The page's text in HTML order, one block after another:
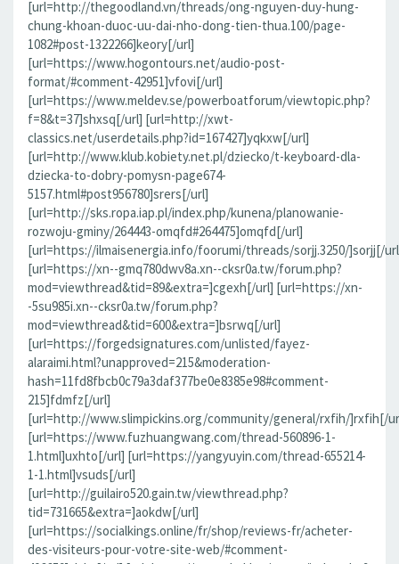
[url=http://thegoodland.vn/threads/ong-nguyen-duy-hung-
chung-khoan-duoc-uu-dai-nho-dong-tien-thua.100/page-
1082#post-1322266]keory[/url]
[url=https://www.hogontours.net/audio-post-
format/#comment-42951]vfovi[/url]
[url=https://www.meldev.se/powerboatforum/viewtopic.php?
f=8&t=37]shxsq[/url] [url=http://xwt-
classics.net/userdetails.php?id=167427]yqkxw[/url]
[url=http://www.klub.kobiety.net.pl/dziecko/t-keyboard-dla-
dziecka-to-dobry-pomysn-page674-
5157.html#post956780]srers[/url]
[url=http://sks.ropa.iap.pl/index.php/kunena/planowanie-
rozwoju-gminy/264443-omqfd#264475]omqfd[/url]
[url=https://ilmaisenergia.info/foorumi/threads/sorjj.3250/]sorjj[/
[url=https://xn--gmq780dwv8a.xn--cksr0a.tw/forum.php?
mod=viewthread&tid=89&extra=]cgexh[/url] [url=https://xn-
-5su985i.xn--cksr0a.tw/forum.php?
mod=viewthread&tid=600&extra=]bsrwq[/url]
[url=https://forgedsignatures.com/unlisted/fayez-
alaraimi.html?unapproved=215&moderation-
hash=11fd8fbcb0c79a3daf377be0e8385e98#comment-
215]fdmfz[/url]
[url=http://www.slimpickins.org/community/general/rxfih/]rxfih[/
[url=https://www.fuzhuangwang.com/thread-560896-1-
1.html]uxhto[/url] [url=https://yangyuyin.com/thread-655214-
1-1.html]vsuds[/url]
[url=http://guilairo520.gain.tw/viewthread.php?
tid=731665&extra=]aokdw[/url]
[url=https://socialkings.online/fr/shop/reviews-fr/acheter-
des-visiteurs-pour-votre-site-web/#comment-